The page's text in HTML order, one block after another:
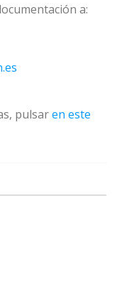
a:
pulsaren este